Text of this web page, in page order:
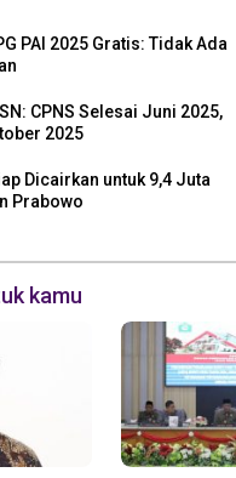
PAI 2025 Gratis: Tidak Ada
CPNS Selesai Juni 2025,
2025
Dicairkan untuk 9,4 Juta
Prabowo
kamu